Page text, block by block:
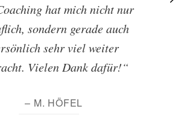
hat mich nicht nur
sondern gerade auch
sehr viel weiter
Vielen Dank dafür!“
– M. HÖFEL